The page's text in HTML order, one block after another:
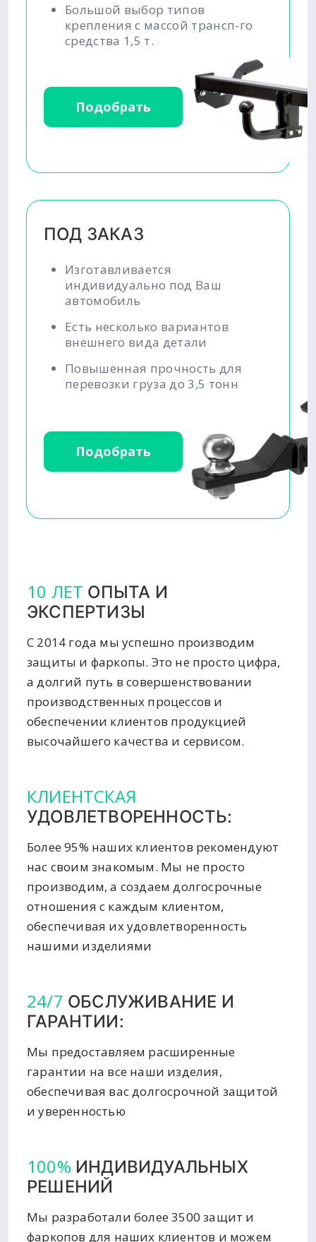
Большой выбор типов
крепления с массой трансп-го
средства 1,5 т.
Подобрать
ПОД ЗАКАЗ
Изготавливается
индивидуально под Ваш
автомобиль
Есть несколько вариантов
внешнего вида детали
Повышенная прочность для
перевозки груза до 3,5 тонн
Подобрать
10 ЛЕТ ОПЫТА И
ЭКСПЕРТИЗЫ
С 2014 года мы успешно производим
защиты и фаркопы. Это не просто цифра,
а долгий путь в совершенствовании
производственных процессов и
обеспечении клиентов продукцией
высочайшего качества и сервисом.
КЛИЕНТСКАЯ
УДОВЛЕТВОРЕННОСТЬ:
Более 95% наших клиентов рекомендуют
нас своим знакомым. Мы не просто
производим, а создаем долгосрочные
отношения с каждым клиентом,
обеспечивая их удовлетворенность
нашими изделиями
24/7 ОБСЛУЖИВАНИЕ И
ГАРАНТИИ:
Мы предоставляем расширенные
гарантии на все наши изделия,
обеспечивая вас долгосрочной защитой
и уверенностью
100% ИНДИВИДУАЛЬНЫХ
РЕШЕНИЙ
Мы разработали более 3500 защит и
фаркопов для наших клиентов и можем